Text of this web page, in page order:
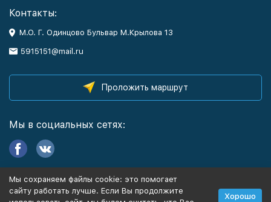
Контакты:
М.О. Г. Одинцово Бульвар М.Крылова 13
5915151@mail.ru
Проложить маршрут
Мы в социальных сетях:
Информация
Мы сохраняем файлы cookie: это помогает
сайту работать лучше. Если Вы продолжите
Хорошо